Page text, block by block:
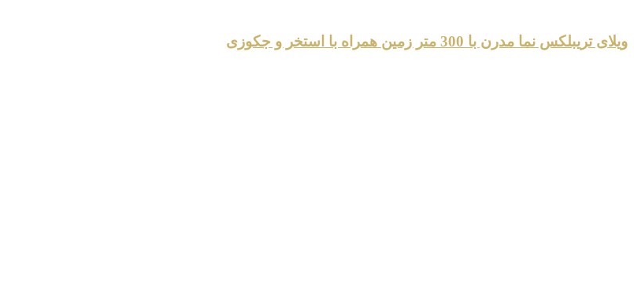
ویلای تریبلکس نما مدرن با 300 متر زمین همراه با استخر و جکوزی